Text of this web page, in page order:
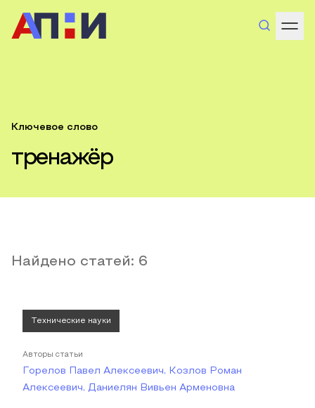
Ключевое слово
тренажёр
Найдено статей: 6
Технические науки
Авторы статьи
Горелов Павел Алексеевич, Козлов Роман
Алексеевич, Даниелян Вивьен Арменовна